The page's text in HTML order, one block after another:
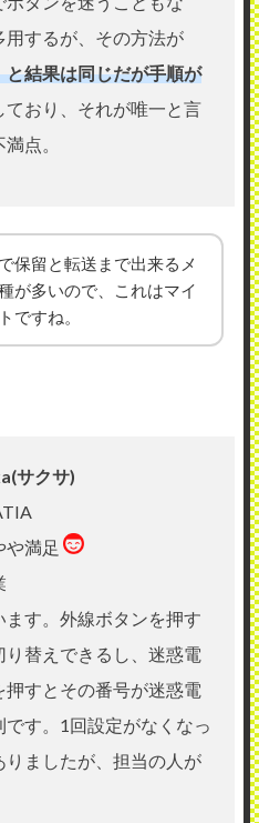
用するが、その方法が
と結果は同じだが手順が
ており、それが唯一と言
点。
保留と転送まで出来るメ
が多いので、これはマイ
ですね。
サクサ)
や満足
す。外線ボタンを押す
り替えできるし、迷惑電
すとその番号が迷惑電
す。1回設定がなくなっ
りましたが、担当の人が